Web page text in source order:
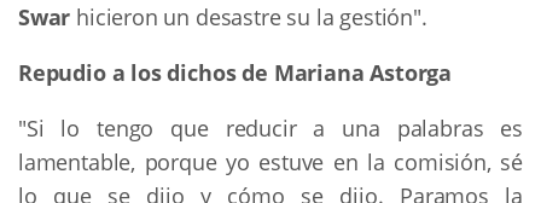
Swar hicieron un desastre su la gestión".
Repudio a los dichos de Mariana Astorga
"Si lo tengo que reducir a una palabras es
lamentable, porque yo estuve en la comisión, sé
lo que se dijo y cómo se dijo. Paramos la